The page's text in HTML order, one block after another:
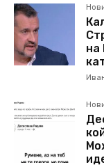
на